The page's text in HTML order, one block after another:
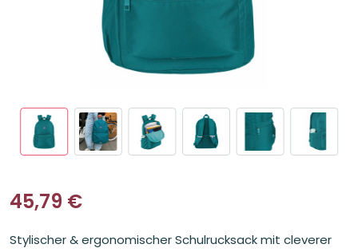
45,79 €
Stylischer & ergonomischer Schulrucksack mit cleverer